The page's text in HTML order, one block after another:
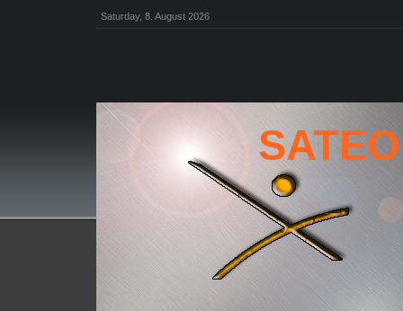
Saturday, 8. August 2026